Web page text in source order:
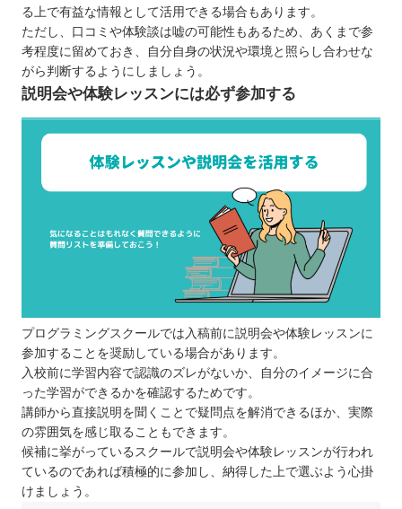
る上で有益な情報として活用できる場合もあります。
ただし、口コミや体験談は嘘の可能性もあるため、あくまで参
考程度に留めておき、自分自身の状況や環境と照らし合わせな
がら判断するようにしましょう。
説明会や体験レッスンには必ず参加する
プログラミングスクールでは入稿前に説明会や体験レッスンに
参加することを奨励している場合があります。
入校前に学習内容で認識のズレがないか、自分のイメージに合
った学習ができるかを確認するためです。
講師から直接説明を聞くことで疑問点を解消できるほか、実際
の雰囲気を感じ取ることもできます。
候補に挙がっているスクールで説明会や体験レッスンが行われ
ているのであれば積極的に参加し、納得した上で選ぶよう心掛
けましょう。